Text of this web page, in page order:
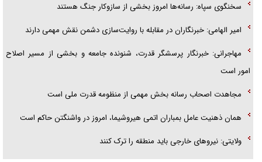
سخنگوی سپاه: رسانه‌ها امروز بخشی از سازوکار جنگ هستند
امیر الهامی: خبرنگاران در مقابله با روایت‌سازی دشمن نقش مهمی دارند
مهاجرانی: خبرنگار پرسشگر قدرت، شنونده جامعه و بخشی از مسیر اصلاح
امور است
مجاهدت اصحاب رسانه بخش مهمی از منظومه قدرت ملی است
همان ذهنیت عامل بمباران اتمی هیروشیما، امروز در واشنگتن حاکم است
ولایتی: نیروهای خارجی باید منطقه را ترک کنند